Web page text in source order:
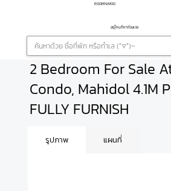
ROOMNAYOO
อยู่ไหนก็หาห้องเจอ
2 Bedroom For Sale
Condo, Mahidol 4.1M
FULLY FURNISH
รูปภาพ แผนที่